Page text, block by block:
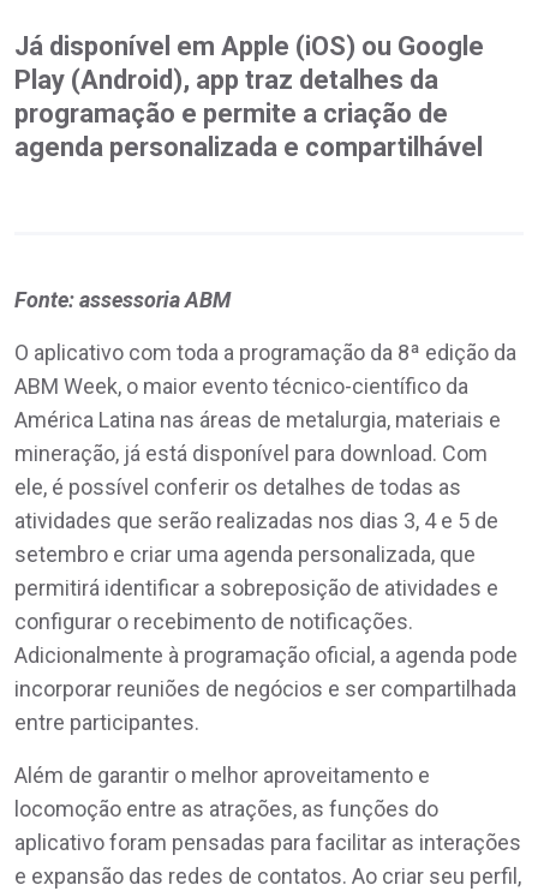
Já disponível em Apple (iOS) ou Google
Play (Android), app traz detalhes da
programação e permite a criação de
agenda personalizada e compartilhável
Fonte: assessoria ABM
O aplicativo com toda a programação da 8ª edição da
ABM Week, o maior evento técnico-científico da
América Latina nas áreas de metalurgia, materiais e
mineração, já está disponível para download. Com
ele, é possível conferir os detalhes de todas as
atividades que serão realizadas nos dias 3, 4 e 5 de
setembro e criar uma agenda personalizada, que
permitirá identificar a sobreposição de atividades e
configurar o recebimento de notificações.
Adicionalmente à programação oficial, a agenda pode
incorporar reuniões de negócios e ser compartilhada
entre participantes.
Além de garantir o melhor aproveitamento e
locomoção entre as atrações, as funções do
aplicativo foram pensadas para facilitar as interações
e expansão das redes de contatos. Ao criar seu perfil,